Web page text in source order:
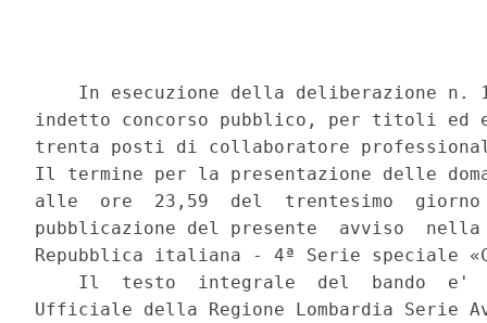
In esecuzione della deliberazione n.
indetto concorso pubblico, per titoli ed
trenta posti di collaboratore
Il termine per la presentazione delle
alle  ore  23,59  del  trentesimo
pubblicazione del presente  avviso
Repubblica italiana - 4ª Serie speciale
Il  testo  integrale  del  bando  e'
Ufficiale della Regione Lombardia Serie